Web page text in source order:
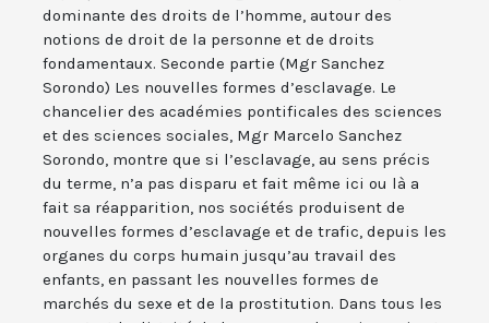
dominante des droits de l’homme, autour des
notions de droit de la personne et de droits
fondamentaux. Seconde partie (Mgr Sanchez
Sorondo) Les nouvelles formes d’esclavage. Le
chancelier des académies pontificales des sciences
et des sciences sociales, Mgr Marcelo Sanchez
Sorondo, montre que si l’esclavage, au sens précis
du terme, n’a pas disparu et fait même ici ou là a
fait sa réapparition, nos sociétés produisent de
nouvelles formes d’esclavage et de trafic, depuis les
organes du corps humain jusqu’au travail des
enfants, en passant les nouvelles formes de
marchés du sexe et de la prostitution. Dans tous les